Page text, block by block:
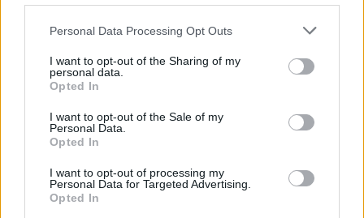
Please note that this website/app uses one or more Google
not limited to your visit or usage behaviour. You may click to
grant or deny consent to Google and its third-party tags to
use your data for below specified purposes in below Google
consent section.
Personal Data Processing Opt Outs
I want to opt-out of the Sharing of my
personal data.
Opted In
I want to opt-out of the Sale of my
Personal Data.
Opted In
I want to opt-out of processing my
Personal Data for Targeted Advertising.
Opted In
szerinte miért volt szükséges a hatalmas pusztítás.
Még mindig kitartok mellette, mert már, amikor a
Watchmenen dolgoztam, akkor is úgy gondoltam - és
talán éppen ez a filozófia maradt meg bennem - hogy a
szuperhősök tevékenységeinek következményekkel kell
járnia a Földre nézve. Valahogy így álltunk hozzá Az
acélemberhez is. Azt szerettem volna, ha Superman
A Batman Superman ellenben fel fogjuk fedezni ennek a
pusztításnak a miértjét.